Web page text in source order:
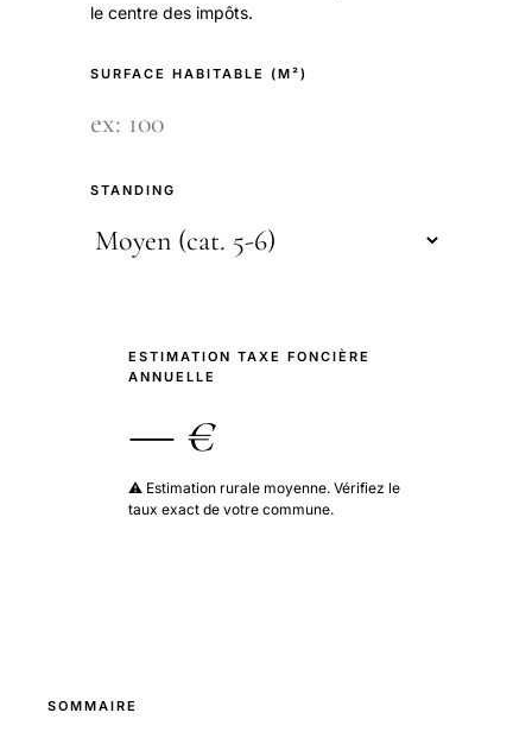
le centre des impôts.
SURFACE HABITABLE (M²)
STANDING
ESTIMATION TAXE FONCIÈRE
ANNUELLE
— €
⚠️ Estimation rurale moyenne. Vérifiez le
taux exact de votre commune.
SOMMAIRE